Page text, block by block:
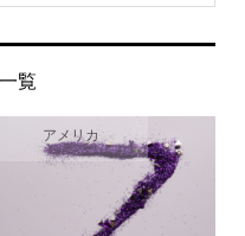
覧
アメリカ